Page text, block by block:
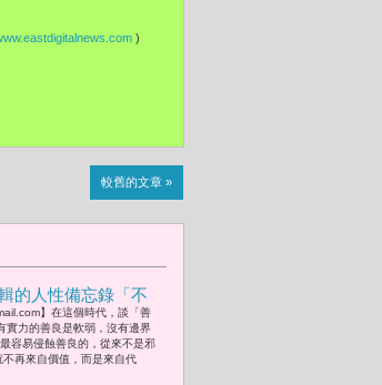
)
較舊的文章 »
輯的人性備忘錄「不
你終於看懂了世界，
式，與它共存。」 --
·毓鋆) 逝世十五週年
】在這個時代，談「善
實力的善良是軟弱，沒有邊界
容易侵蝕善良的，從來不是邪
再來自價值，而是來自代